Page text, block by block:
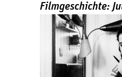
Filmgeschichte: